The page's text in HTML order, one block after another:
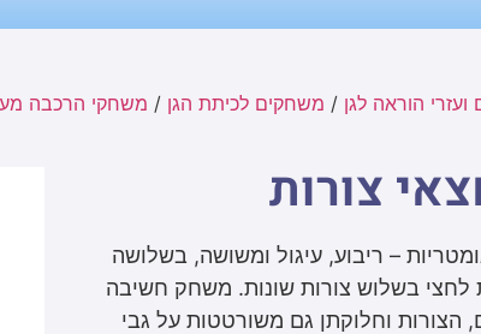
הוראה לגן / משחקים לכיתת הגן / משחקי הרכבה
צורות
– ריבוע, עיגול ומשושה, בשלושה
לחצי בשלוש צורות שונות. משחק חשיבה
הצורות וחלוקתן גם משורטטות על גבי